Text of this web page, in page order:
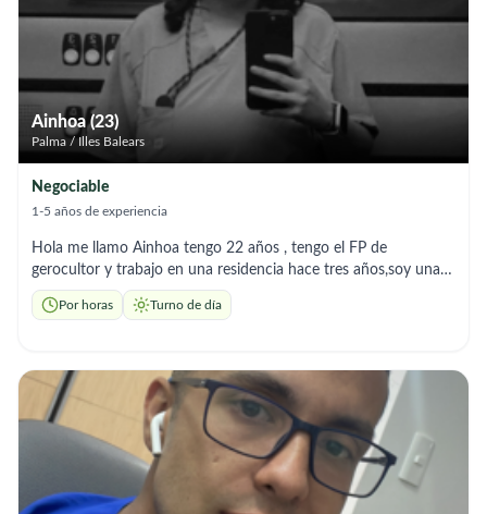
Ainhoa (23)
Palma / Illes Balears
Negociable
1-5 años de experiencia
Hola me llamo Ainhoa tengo 22 años , tengo el FP de
gerocultor y trabajo en una residencia hace tres años,soy una
persona muy educada,amable y lo más importante me gusta
que mis abuelos tengan una sonrisa , soy divertida
Por horas Turno de día